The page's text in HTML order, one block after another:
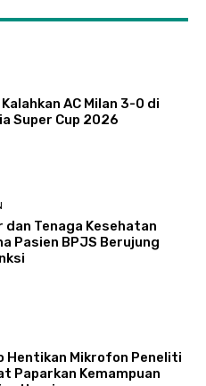
AC Milan 3-0 di
Super Cup 2026
dan Tenaga Kesehatan
Pasien BPJS Berujung
Hentikan Mikrofon Peneliti
Paparkan Kemampuan